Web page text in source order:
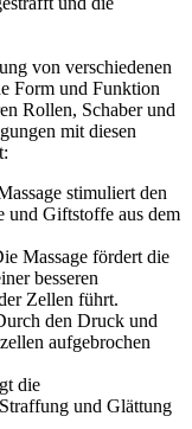
von verschiedenen
Form und Funktion
Rollen, Schaber und
mit diesen
stimuliert den
und Giftstoffe aus dem
Massage fördert die
besseren
Zellen führt.
den Druck und
aufgebrochen
die
und Glättung